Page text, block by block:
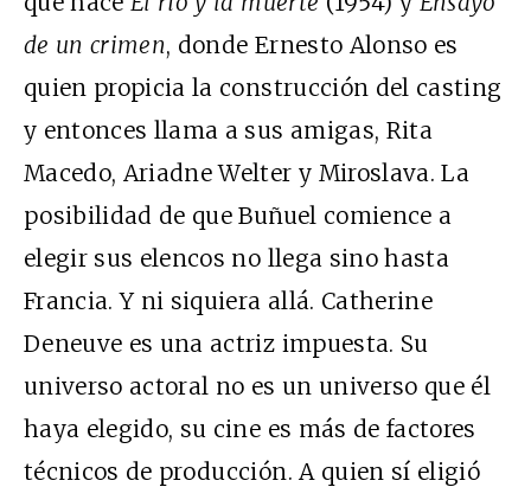
de un crimen, donde Ernesto Alonso es
quien propicia la construcción del casting
y entonces llama a sus amigas, Rita
Macedo, Ariadne Welter y Miroslava. La
posibilidad de que Buñuel comience a
elegir sus elencos no llega sino hasta
Francia. Y ni siquiera allá. Catherine
Deneuve es una actriz impuesta. Su
universo actoral no es un universo que él
haya elegido, su cine es más de factores
técnicos de producción. A quien sí eligió